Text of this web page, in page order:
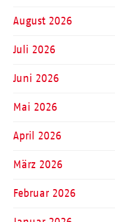
August 2026
Juli 2026
Juni 2026
Mai 2026
April 2026
März 2026
Februar 2026